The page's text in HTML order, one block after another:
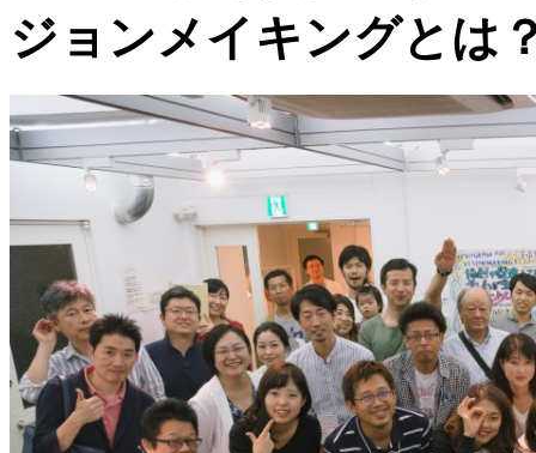
ジョンメイキングとは